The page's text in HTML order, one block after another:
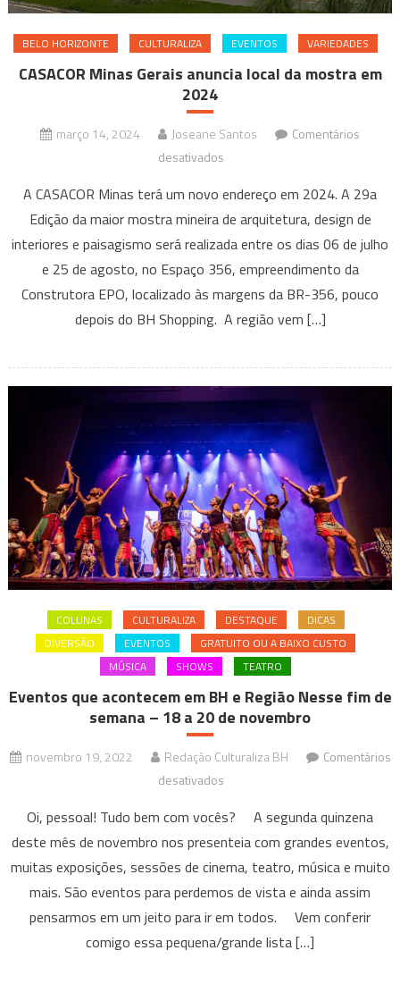
BELO HORIZONTE CULTURALIZA EVENTOS VARIEDADES
CASACOR Minas Gerais anuncia local da mostra em
2024
março 14, 2024 Joseane Santos
Comentários
desativados
Minas
Gerais
anuncia
local
da
mostra
A CASACOR Minas terá um novo endereço em 2024. A 29a
Edição da maior mostra mineira de arquitetura, design de
interiores e paisagismo será realizada entre os dias 06 de julho
e 25 de agosto, no Espaço 356, empreendimento da
Construtora EPO, localizado às margens da BR-356, pouco
depois do BH Shopping. A região vem […]
COLUNAS CULTURALIZA DESTAQUE
DICAS
DIVERSÃO
EVENTOS
GRATUITO OU A BAIXO CUSTO
MÚSICA
SHOWS TEATRO
Eventos que acontecem em BH e Região Nesse fim de
semana – 18 a 20 de novembro
novembro 19, 2022 Redação Culturaliza BH
Comentários
desativados
que
acontecem
em
BH
e
Região
Oi, pessoal! Tudo bem com vocês? A segunda quinzena
deste mês de novembro nos presenteia com grandes eventos,
muitas exposições, sessões de cinema, teatro, música e muito
mais. São eventos para perdemos de vista e ainda assim
pensarmos em um jeito para ir em todos. Vem conferir
comigo essa pequena/grande lista […]